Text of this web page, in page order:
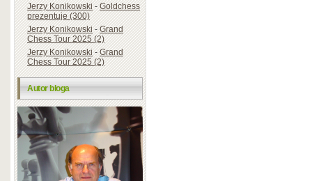
Jerzy Konikowski-Goldchess
prezentuje (300)
Jerzy Konikowski-Grand
Chess Tour 2025 (2)
Jerzy Konikowski-Grand
Chess Tour 2025 (2)
Autor bloga